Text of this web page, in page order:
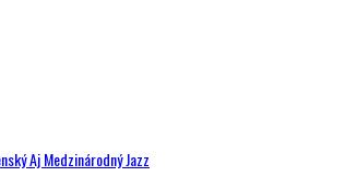
Aj Medzinárodný Jazz